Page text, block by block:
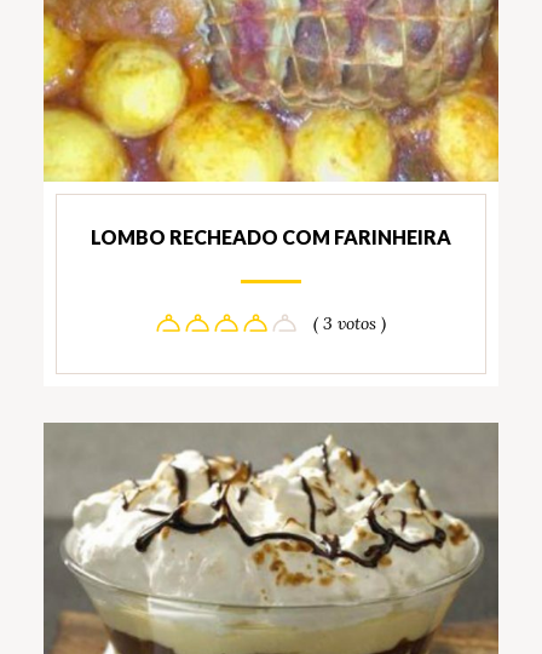
LOMBO RECHEADO COM FARINHEIRA
( 3 votos )